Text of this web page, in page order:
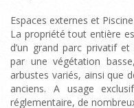
Espaces externes et Piscine
La propriété tout entière
d’un grand parc privatif
par une végétation
arbustes variés, ainsi que
anciens. A usage
réglementaire, de